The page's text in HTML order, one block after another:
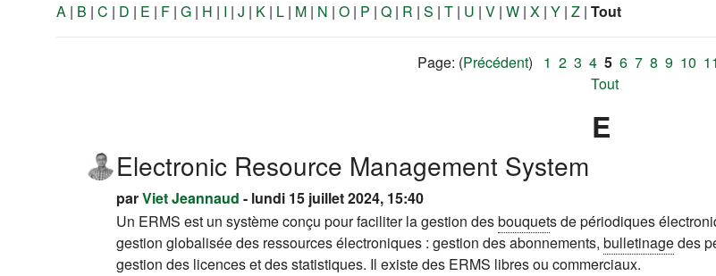
A | B | C | D | E | F | G | H | I | J | K | L | M | N | O | P | Q | R | S | T | U | V | W | X | Y | Z | Tout
Page: (Précédent) 1 2 3 4 5 6 7 8 9 10 11
Tout
E
Electronic Resource Management System
parViet Jeannaud - lundi 15 juillet 2024, 15:40
Un ERMS est un système conçu pour faciliter la gestion desbouquets de périodiques
gestion globalisée des ressources électroniques : gestion des abonnements, bulletinagedes
gestion des licences et des statistiques. Il existe des ERMS libres ou commerciaux.